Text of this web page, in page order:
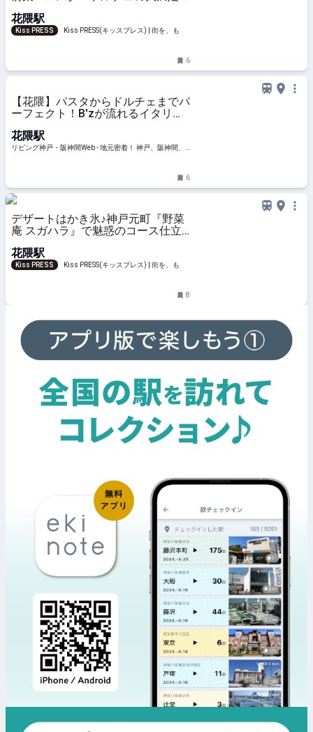
花隈駅
Kiss PRESS
Kiss PRESS(キッスプレス) | 街を、もっ
6
【花隈】パスタからドルチェまでパ
ーフェクト！B'zが流れるイタリア
トリアステラ）」
花隈駅
リビング神戸・阪神間Web - 地元密着！ 神戸、阪神間、
6
デザートはかき氷♪神戸元町『野菜
庵 スガハラ』で魅惑のコース仕立
花隈駅
Kiss PRESS
Kiss PRESS(キッスプレス) | 街を、もっ
8